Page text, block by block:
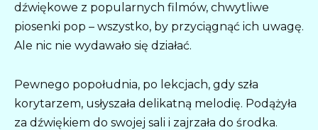
dźwiękowe z popularnych filmów, chwytliwe
piosenki pop – wszystko, by przyciągnąć ich uwagę.
Ale nic nie wydawało się działać.
Pewnego popołudnia, po lekcjach, gdy szła
korytarzem, usłyszała delikatną melodię. Podążyła
za dźwiękiem do swojej sali i zajrzała do środka.